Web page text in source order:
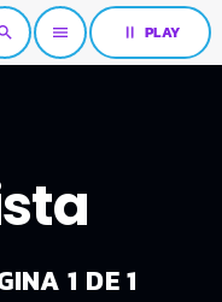
menu pause PLAY
1 DE 1